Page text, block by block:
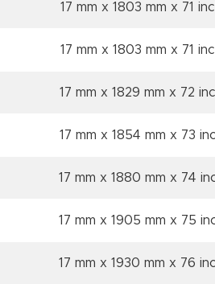
17 mm x 1803 mm x 71
17 mm x 1803 mm x 71
17 mm x 1829 mm x 72
17 mm x 1854 mm x 73
17 mm x 1880 mm x 74
17 mm x 1905 mm x 75
17 mm x 1930 mm x 76